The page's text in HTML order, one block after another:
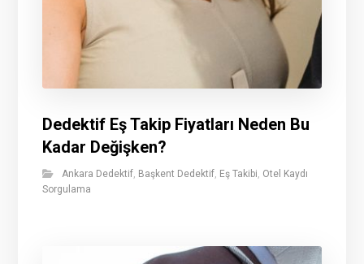
Dedektif Eş Takip Fiyatları Neden Bu
Kadar Değişken?
Ankara Dedektif Başkent Dedektif Eş Takibi Otel Kaydı
Sorgulama